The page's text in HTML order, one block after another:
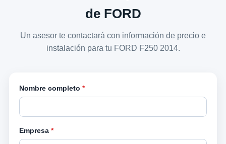
de FORD
Un asesor te contactará con información de precio e
instalación para tu FORD F250 2014.
Nombre completo *
Empresa *